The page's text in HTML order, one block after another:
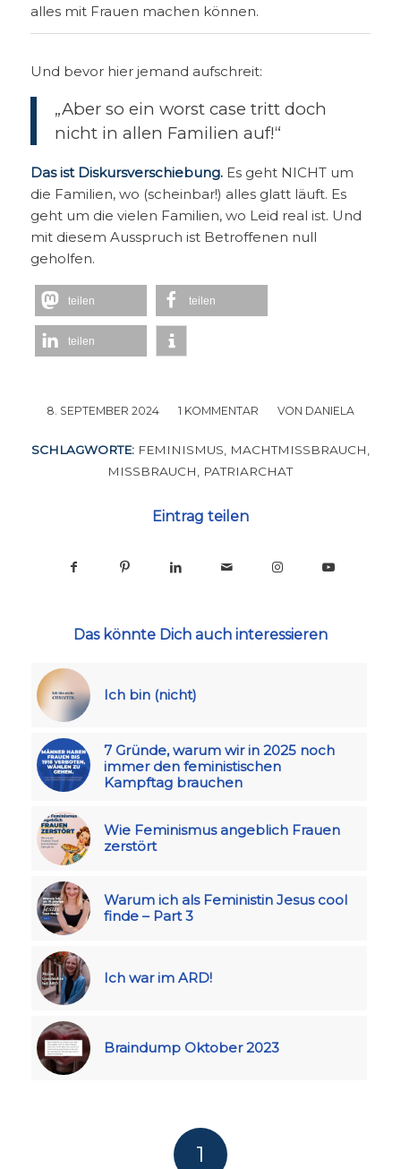
alles mit Frauen machen können.
Und bevor hier jemand aufschreit:
„Aber so ein worst case tritt doch
nicht in allen Familien auf!“
Das ist Diskursverschiebung.Es geht NICHT um
die Familien, wo (scheinbar!) alles glatt läuft. Es
geht um die vielen Familien, wo Leid real ist. Und
mit diesem Ausspruch ist Betroffenen null
geholfen.
teilen teilen
teilen
8. SEPTEMBER 2024
/ 1 KOMMENTAR
/ VON DANIELA
SCHLAGWORTE: FEMINISMUS, MACHTMISSBRAUCH,
MISSBRAUCH, PATRIARCHAT
Eintrag teilen
Das könnte Dich auch interessieren
Ich bin (nicht)
7 Gründe, warum wir in 2025 noch
immer den feministischen
Kampftag brauchen
Wie Feminismus angeblich Frauen
zerstört
Warum ich als Feministin Jesus cool
finde – Part 3
Ich war im ARD!
Braindump Oktober 2023
1